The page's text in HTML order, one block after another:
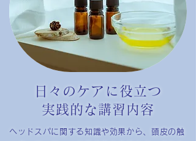
日々のケアに役立つ
実践的な講習内容
ヘッドスパに関する知識や効果から、頭皮の触